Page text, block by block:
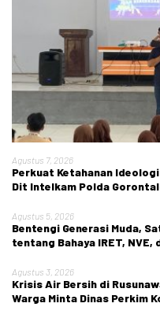
Agustus 7, 2026
Perkuat Ketahanan
Dit Intelkam Polda
Agustus 5, 2026
Bentengi Generasi Muda,
tentang Bahaya IRET, NVE,
Agustus 3, 2026
Krisis Air Bersih di
Warga Minta Dinas Perkim